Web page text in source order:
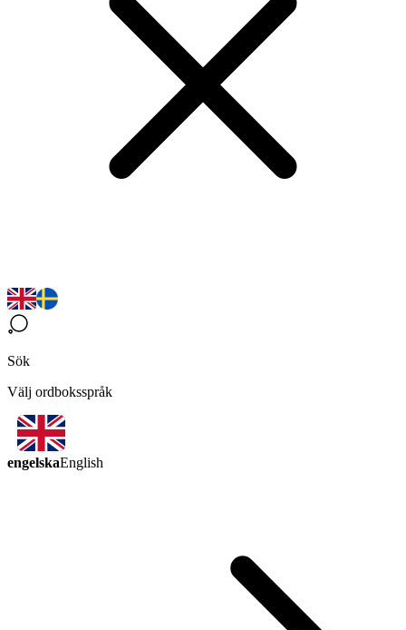
Sök
Välj ordboksspråk
engelskaEnglish